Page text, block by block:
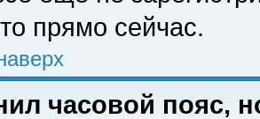
прямо сейчас.
часовой пояс,